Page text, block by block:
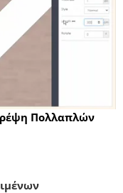
Πολλαπλών